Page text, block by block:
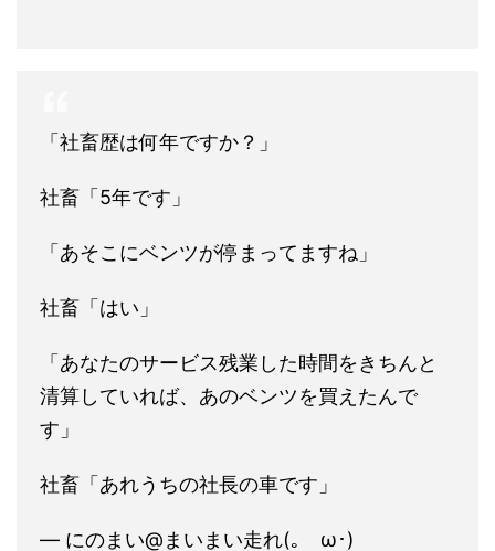
「社畜歴は何年ですか？」
社畜「5年です」
「あそこにベンツが停まってますね」
社畜「はい」
「あなたのサービス残業した時間をきちんと
清算していれば、あのベンツを買えたんで
す」
社畜「あれうちの社長の車です」
— にのまい@まいまい走れ(｡ゝω･)ゞ